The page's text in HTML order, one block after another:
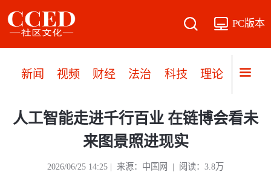
PC版本
新闻 视频 财经 法治 科技 理论 党建
人工智能走进千行百业 在链博会看未
来图景照进现实
2026/06/25 14:25 | 来源：中国网 | 阅读：3.8万